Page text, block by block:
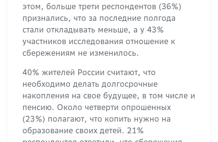
этом, больше трети респондентов (36%)
признались, что за последние полгода
стали откладывать меньше, а у 43%
участников исследования отношение к
сбережениям не изменилось.
40% жителей России считают, что
необходимо делать долгосрочные
накопления на свое будущее, в том числе и
пенсию. Около четверти опрошенных
(23%) полагают, что копить нужно на
образование своих детей. 21%